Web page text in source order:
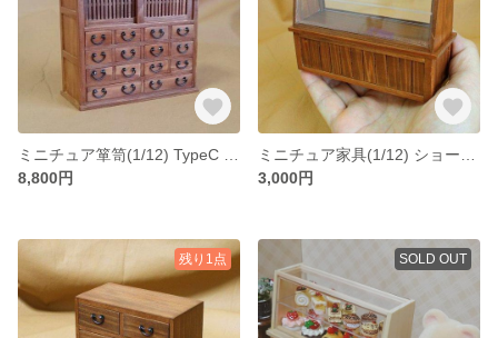
8,800円
3,000円
残り1点 SOLD OUT